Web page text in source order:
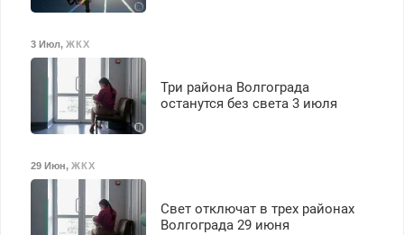
3 Июл, ЖКХ
Три района Волгограда
останутся без света 3 июля
29 Июн, ЖКХ
Свет отключат в трех районах
Волгограда 29 июня